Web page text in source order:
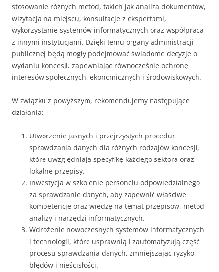
stosowanie różnych metod, takich jak analiza dokumentów,
wizytacja na miejscu, konsultacje z ekspertami,
wykorzystanie systemów informatycznych oraz współpraca
z innymi instytucjami. Dzięki temu organy administracji
publicznej będą mogły podejmować świadome decyzje o
wydaniu koncesji, zapewniając równocześnie ochronę
interesów społecznych, ekonomicznych i środowiskowych.
W związku z powyższym, rekomendujemy następujące
działania:
Utworzenie jasnych i przejrzystych procedur
sprawdzania danych dla różnych rodzajów koncesji,
które uwzględniają specyfikę każdego sektora oraz
lokalne przepisy.
Inwestycja w szkolenie personelu odpowiedzialnego
za sprawdzanie danych, aby zapewnić właściwe
kompetencje oraz wiedzę na temat przepisów, metod
analizy i narzędzi informatycznych.
Wdrożenie nowoczesnych systemów informatycznych
i technologii, które usprawnią i zautomatyzują część
procesu sprawdzania danych, zmniejszając ryzyko
błędów i nieścisłości.